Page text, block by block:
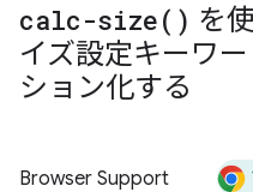
calc-size( ) を
イズ設定キーワ
ション化する
Browser Support